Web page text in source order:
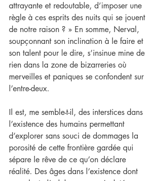
attrayante et redoutable, d’imposer une
règle à ces esprits des nuits qui se jouent
de notre raison ? » En somme, Nerval,
soupçonnant son inclination à le faire et
son talent pour le dire, s’insinue mine de
rien dans la zone de bizarreries où
merveilles et paniques se confondent sur
l’entre-deux.
Il est, me semble-t-il, des interstices dans
l’existence des humains permettant
d’explorer sans souci de dommages la
porosité de cette frontière gardée qui
sépare le rêve de ce qu’on déclare
réalité. Des âges dans l’existence dont